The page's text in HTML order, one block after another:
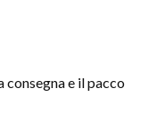
e il pacco